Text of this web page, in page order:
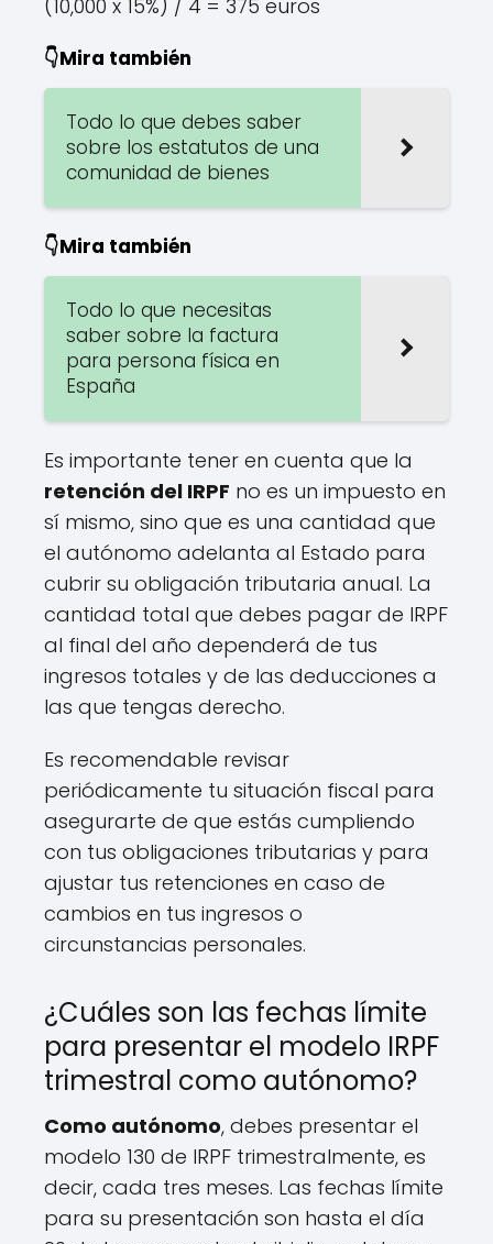
(10,000 x 15%) / 4 = 375 euros
👇Mira también
Todo lo que debes saber
sobre los estatutos de una
comunidad de bienes
👇Mira también
Todo lo que necesitas
saber sobre la factura
para persona física en
España
Es importante tener en cuenta que la
retención del IRPF no es un impuesto en
sí mismo, sino que es una cantidad que
el autónomo adelanta al Estado para
cubrir su obligación tributaria anual. La
cantidad total que debes pagar de IRPF
al final del año dependerá de tus
ingresos totales y de las deducciones a
las que tengas derecho.
Es recomendable revisar
periódicamente tu situación fiscal para
asegurarte de que estás cumpliendo
con tus obligaciones tributarias y para
ajustar tus retenciones en caso de
cambios en tus ingresos o
circunstancias personales.
¿Cuáles son las fechas límite
para presentar el modelo IRPF
trimestral como autónomo?
Como autónomo, debes presentar el
modelo 130 de IRPF trimestralmente, es
decir, cada tres meses. Las fechas límite
para su presentación son hasta el día